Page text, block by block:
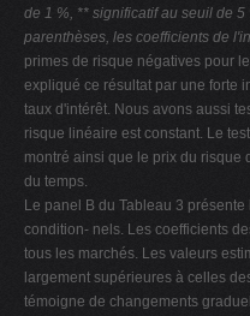
de 1 %, ** significatif au seuil de
parenthèses, les coefficients de
primes de risque négatives pour
expliqué ce résultat par une forte
taux d'intérêt. Nous avons aussi
risque linéaire est constant. Le
montré ainsi que le prix du risque
du temps.
Le panel B du Tableau 3
condition- nels. Les coefficients
tous les marchés. Les valeurs
largement supérieures à celles
témoigne de changements